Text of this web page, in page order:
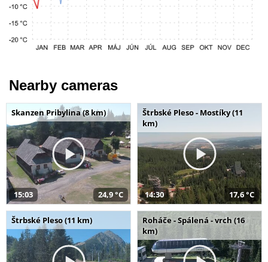
Nearby cameras
Skanzen Pribylina (8 km)
15:03 24,9 °C
Štrbské Pleso - Mostíky (11
km)
14:30 17,6 °C
Štrbské Pleso (11 km)
Roháče - Spálená - vrch (16
km)